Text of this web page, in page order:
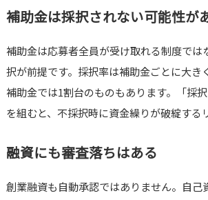
補助金は採択されない可能性が
補助金は応募者全員が受け取れる制度では
択が前提です。採択率は補助金ごとに大き
補助金では1割台のものもあります。「採
を組むと、不採択時に資金繰りが破綻する
融資にも審査落ちはある
創業融資も自動承認ではありません。自己